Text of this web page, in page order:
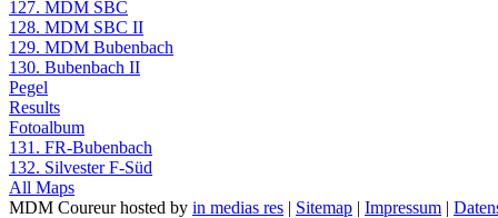
127. MDM SBC
128. MDM SBC II
129. MDM Bubenbach
130. Bubenbach II
Pegel
Results
Fotoalbum
131. FR-Bubenbach
132. Silvester F-Süd
All Maps
MDM Coureur hosted by in medias res | Sitemap | Impressum |